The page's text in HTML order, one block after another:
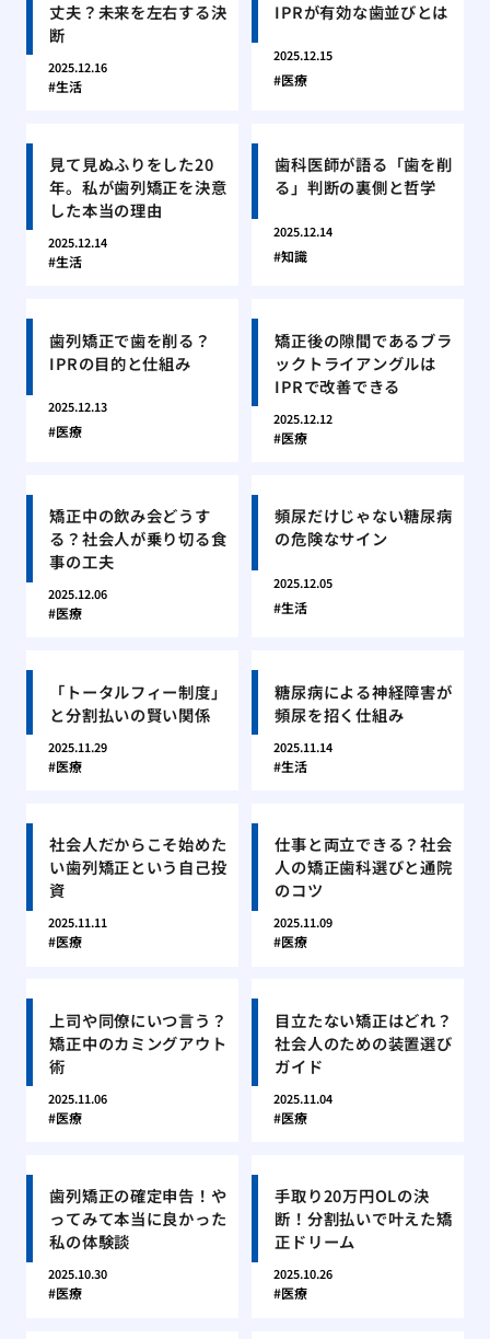
丈夫？未来を左右する決
断
2025.12.16
生活
IPRが有効な歯並びとは
2025.12.15
医療
見て見ぬふりをした20
年。私が歯列矯正を決意
した本当の理由
2025.12.14
生活
歯科医師が語る「歯を削
る」判断の裏側と哲学
2025.12.14
知識
歯列矯正で歯を削る？
IPRの目的と仕組み
2025.12.13
医療
矯正後の隙間であるブラ
ックトライアングルは
IPRで改善できる
2025.12.12
医療
矯正中の飲み会どうす
る？社会人が乗り切る食
事の工夫
2025.12.06
医療
頻尿だけじゃない糖尿病
の危険なサイン
2025.12.05
生活
「トータルフィー制度」
と分割払いの賢い関係
2025.11.29
医療
糖尿病による神経障害が
頻尿を招く仕組み
2025.11.14
生活
社会人だからこそ始めた
い歯列矯正という自己投
資
2025.11.11
医療
仕事と両立できる？社会
人の矯正歯科選びと通院
のコツ
2025.11.09
医療
上司や同僚にいつ言う？
矯正中のカミングアウト
術
2025.11.06
医療
目立たない矯正はどれ？
社会人のための装置選び
ガイド
2025.11.04
医療
歯列矯正の確定申告！や
ってみて本当に良かった
私の体験談
2025.10.30
医療
手取り20万円OLの決
断！分割払いで叶えた矯
正ドリーム
2025.10.26
医療